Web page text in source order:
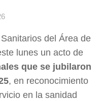
del Área de
lunes un acto de
que se jubilaron
, en reconocimiento
en la sanidad